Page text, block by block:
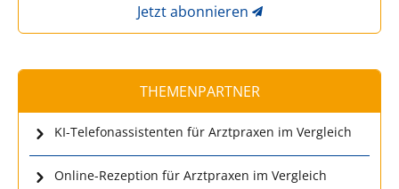
Jetzt abonnieren
THEMENPARTNER
KI-Telefonassistenten für Arztpraxen im Vergleich
Online-Rezeption für Arztpraxen im Vergleich